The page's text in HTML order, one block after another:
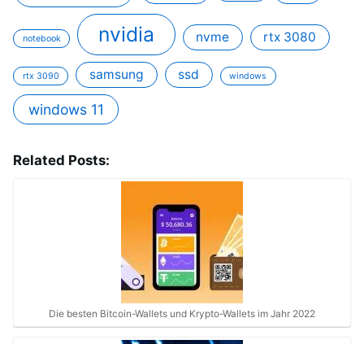
notebook nvidia nvme rtx 3080
rtx 3090 samsung ssd windows
windows 11
Related Posts:
Die besten Bitcoin-Wallets und Krypto-Wallets im Jahr 2022